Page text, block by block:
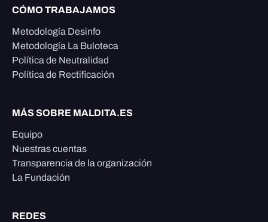
CÓMO TRABAJAMOS
Metodología Desinfo
Metodología La Buloteca
Política de Neutralidad
Política de Rectificación
MÁS SOBRE MALDITA.ES
Equipo
Nuestras cuentas
Transparencia de la organización
La Fundación
REDES